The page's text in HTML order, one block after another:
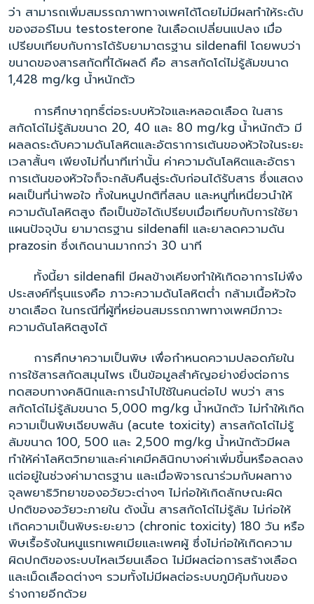
ว่า สามารถเพิ่มสมรรถภาพทางเพศได้โดยไม่มีผลทำให้ระดับ
ของฮอร์โมน testosterone ในเลือดเปลี่ยนแปลง เมื่อ
เปรียบเทียบกับการได้รับยามาตรฐาน sildenafil โดยพบว่า
ขนาดของสารสกัดที่ได้ผลดี คือ สารสกัดโด่ไม่รู้ล้มขนาด
1,428 mg/kg น้ำหนักตัว
การศึกษาฤทธิ์ต่อระบบหัวใจและหลอดเลือด ในสาร
สกัดโด่ไม่รู้ล้มขนาด 20, 40 และ 80 mg/kg น้ำหนักตัว มี
ผลลดระดับความดันโลหิตและอัตราการเต้นของหัวใจในระยะ
เวลาสั้นๆ เพียงไม่กี่นาทีเท่านั้น ค่าความดันโลหิตและอัตรา
การเต้นของหัวใจก็จะกลับคืนสู่ระดับก่อนได้รับสาร ซึ่งแสดง
ผลเป็นที่น่าพอใจ ทั้งในหนูปกติที่สลบ และหนูที่เหนี่ยวนำให้
ความดันโลหิตสูง ถือเป็นข้อได้เปรียบเมื่อเทียบกับการใช้ยา
แผนปัจจุบัน ยามาตรฐาน sildenafil และยาลดความดัน
prazosin ซึ่งเกิดนานมากกว่า 30 นาที
ทั้งนี้ยา sildenafil มีผลข้างเคียงทำให้เกิดอาการไม่พึง
ประสงค์ที่รุนแรงคือ ภาวะความดันโลหิตต่ำ กล้ามเนื้อหัวใจ
ขาดเลือด ในกรณีที่ผู้ที่หย่อนสมรรถภาพทางเพศมีภาวะ
ความดันโลหิตสูงได้
การศึกษาความเป็นพิษ เพื่อกำหนดความปลอดภัยใน
การใช้สารสกัดสมุนไพร เป็นข้อมูลสำคัญอย่างยิ่งต่อการ
ทดสอบทางคลินิกและการนำไปใช้ในคนต่อไป พบว่า สาร
สกัดโด่ไม่รู้ล้มขนาด 5,000 mg/kg น้ำหนักตัว ไม่ทำให้เกิด
ความเป็นพิษเฉียบพลัน (acute toxicity) สารสกัดโด่ไม่รู้
ล้มขนาด 100, 500 และ 2,500 mg/kg น้ำหนักตัวมีผล
ทำให้ค่าโลหิตวิทยาและค่าเคมีคลินิกบางค่าเพิ่มขึ้นหรือลดลง
แต่อยู่ในช่วงค่ามาตรฐาน และเมื่อพิจารณาร่วมกับผลทาง
จุลพยาธิวิทยาของอวัยวะต่างๆ ไม่ก่อให้เกิดลักษณะผิด
ปกติของอวัยวะภายใน ดังนั้น สารสกัดโด่ไม่รู้ล้ม ไม่ก่อให้
เกิดความเป็นพิษระยะยาว (chronic toxicity) 180 วัน หรือ
พิษเรื้อรังในหนูแรทเพศเมียและเพศผู้ ซึ่งไม่ก่อให้เกิดความ
ผิดปกติของระบบไหลเวียนเลือด ไม่มีผลต่อการสร้างเลือด
และเม็ดเลือดต่างๆ รวมทั้งไม่มีผลต่อระบบภูมิคุ้มกันของ
ร่างกายอีกด้วย